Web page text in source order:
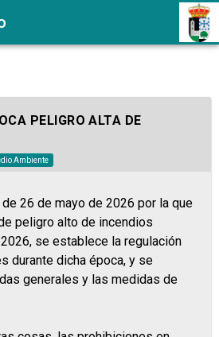
PELIGRO ALTA DE
Ambiente
de 26 de mayo de 2026 por la que
peligro alto de incendios
se establece la regulación
durante dicha época, y se
generales y las medidas de